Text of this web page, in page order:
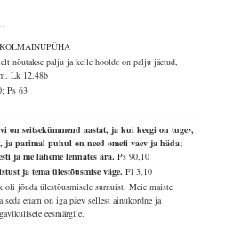
nõutakse palju ja kelle hoolde on palju jäetud,
Lk 12,48b
Ps 63
on seitsekümmend aastat, ja kui keegi on tugev,
ja parimal puhul on need ometi vaev ja häda;
ja me läheme lennates ära.Ps 90,10
ja tema ülestõusmise väge.Fl 3,10
oli jõuda ülestõusmisele surnuist. Meie maiste
enam on iga päev sellest ainukordne ja
eesmärgile.